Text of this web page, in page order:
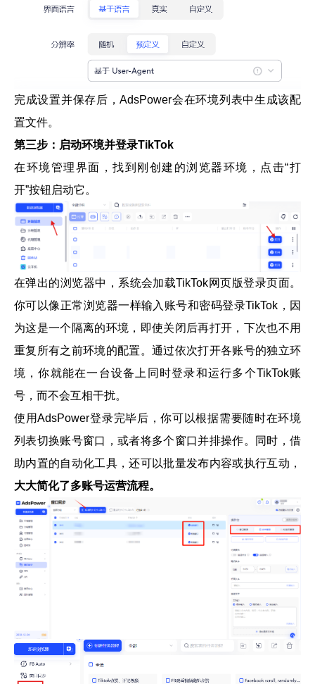
完成设置并保存后，AdsPower会在环境列表中生成该配
置文件。
第三步：启动环境并登录TikTok
在环境管理界面，找到刚创建的浏览器环境，点击“打
开”按钮启动它。
在弹出的浏览器中，系统会加载TikTok网页版登录页面。
你可以像正常浏览器一样输入账号和密码登录TikTok，因
为这是一个隔离的环境，即使关闭后再打开，下次也不用
重复所有之前环境的配置。通过依次打开各账号的独立环
境，你就能在一台设备上同时登录和运行多个TikTok账
号，而不会互相干扰。
使用AdsPower登录完毕后，你可以根据需要随时在环境
列表切换账号窗口，或者将多个窗口并排操作。同时，借
助内置的自动化工具，还可以批量发布内容或执行互动，
大大简化了多账号运营流程。